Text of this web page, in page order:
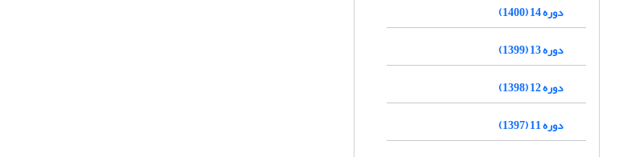
دوره 14 (1400)
دوره 13 (1399)
دوره 12 (1398)
دوره 11 (1397)